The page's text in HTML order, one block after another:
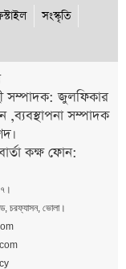
সংস্কৃতি
সম্পাদক: জুলফিকার
,ব্যবস্থাপনা সম্পাদক
কক্ষ ফোন:
চরফ্যাসন, ভোলা।